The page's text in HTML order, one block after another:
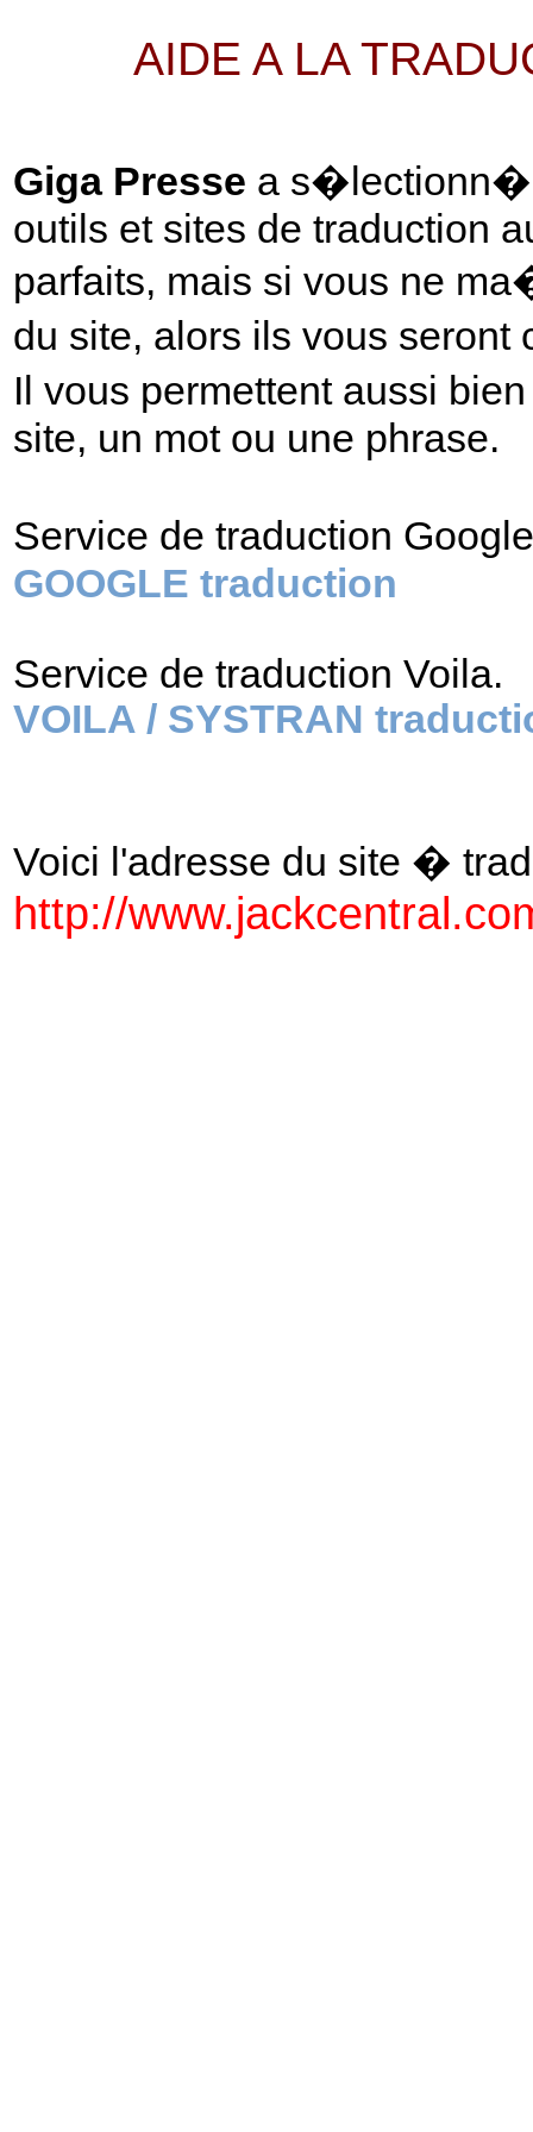
AIDE A LA
Giga Presse a s�lectionn�
outils et sites de traduction
parfaits, mais si vous ne
du site, alors ils vous
Il vous permettent aussi
site, un mot ou une phrase.
Service de traduction
GOOGLE traduction
Service de traduction Voila.
VOILA / SYSTRAN
Voici l'adresse du site �
http://